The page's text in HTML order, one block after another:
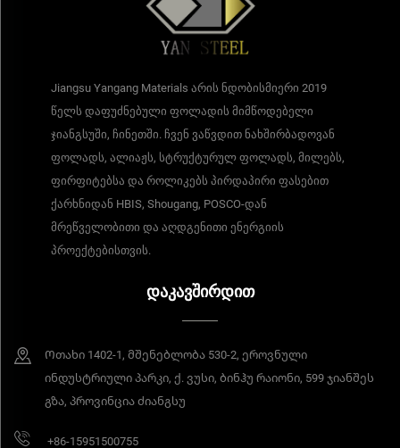
Jiangsu Yangang Materials არის ნდობისმიერი 2019
წელს დაფუძნებული ფოლადის მიმწოდებელი
ჯიანგსუში, ჩინეთში. ჩვენ ვაწვდით ნახშირბადოვან
ფოლადს, ალიაჟს, სტრუქტურულ ფოლადს, მილებს,
ფირფიტებსა და როლიკებს პირდაპირი ფასებით
ქარხნიდან HBIS, Shougang, POSCO-დან
მრეწველობითი და აღდგენითი ენერგიის
პროექტებისთვის.
ᲓᲐᲙᲐᲕᲨᲘᲠᲓᲘᲗ
Ოთახი 1402-1, მშენებლობა 530-2, ეროვნული
ინდუსტრიული პარკი, ქ. ვუსი, ბინჰუ რაიონი, 599 ჯიანშეს
გზა, პროვინცია ძიანგსუ
+86-15951500755